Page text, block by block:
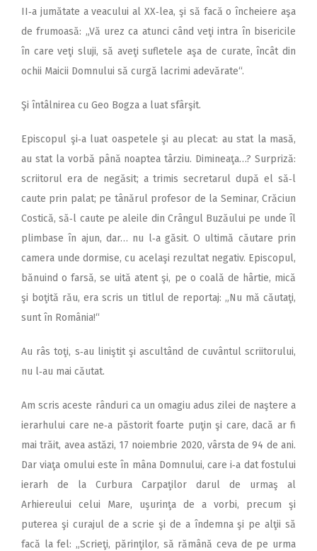
II‑a jumătate a veacului al XX‑lea, şi să facă o încheiere aşa
de frumoasă: „Vă urez ca atunci când veţi intra în bisericile
în care veţi sluji, să aveţi sufletele aşa de curate, încât din
ochii Maicii Domnului să curgă lacrimi adevărate“.
Şi întâlnirea cu Geo Bogza a luat sfârşit.
Episcopul şi‑a luat oaspetele şi au plecat: au stat la masă,
au stat la vorbă până noaptea târziu. Dimineaţa…? Surpriză:
scriitorul era de negăsit; a trimis secretarul după el să‑l
caute prin palat; pe tânărul profesor de la Seminar, Crăciun
Costică, să‑l caute pe aleile din Crângul Buzăului pe unde îl
plimbase în ajun, dar… nu l‑a găsit. O ultimă căutare prin
camera unde dormise, cu acelaşi rezultat negativ. Episcopul,
bănuind o farsă, se uită atent şi, pe o coală de hârtie, mică
şi boţită rău, era scris un titlul de reportaj: „Nu mă căutaţi,
sunt în România!“
Au râs toţi, s‑au liniştit şi ascultând de cuvântul scriitorului,
nu l‑au mai căutat.
Am scris aceste rânduri ca un omagiu adus zilei de naştere a
ierarhului care ne‑a păstorit foarte puţin şi care, dacă ar fi
mai trăit, avea astăzi, 17 noiembrie 2020, vârsta de 94 de ani.
Dar viaţa omului este în mâna Domnului, care i‑a dat fostului
ierarh de la Curbura Carpaţilor darul de urmaş al
Arhiereului celui Mare, uşurinţa de a vorbi, precum şi
puterea şi curajul de a scrie şi de a îndemna şi pe alţii să
facă la fel: „Scrieţi, părinţilor, să rămână ceva de pe urma